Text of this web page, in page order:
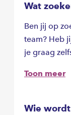
Wat
Ben jij op
team? Heb
je graag
momenteel
Toon meer
Wie